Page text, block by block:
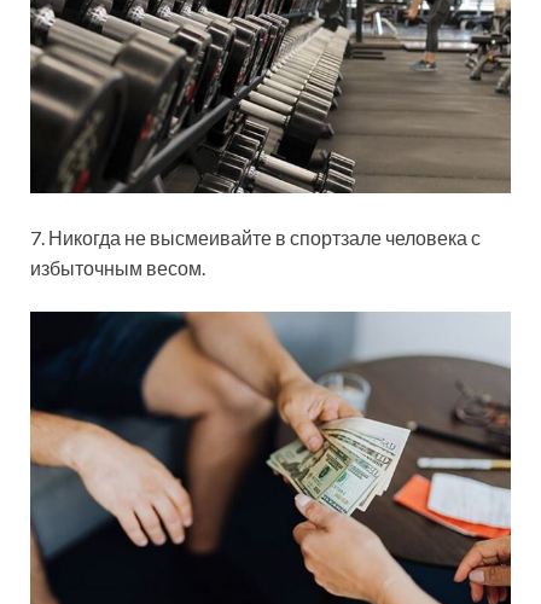
7. Никогда не высмеивайте в спортзале человека с
избыточным весом.